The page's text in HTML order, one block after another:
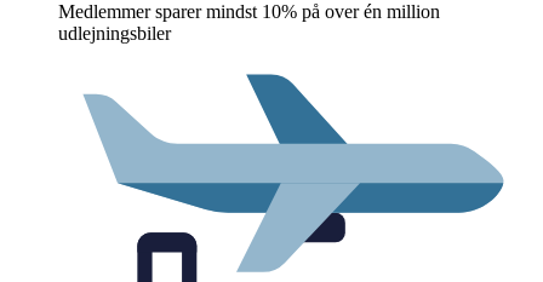
Medlemmer sparer mindst 10% på over én million
udlejningsbiler